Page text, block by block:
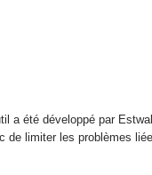
a été développé par
de limiter les problèmes